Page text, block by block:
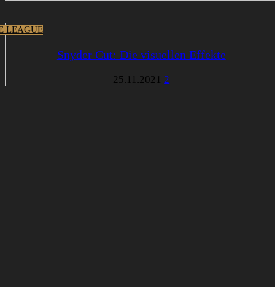
LEAGUE
Snyder Cut: Die visuellen Effekte
25.11.2021 2